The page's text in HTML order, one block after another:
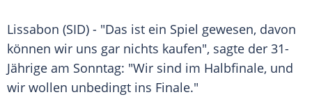
Lissabon (SID) - "Das ist ein Spiel gewesen, davon
können wir uns gar nichts kaufen", sagte der 31-
Jährige am Sonntag: "Wir sind im Halbfinale, und
wir wollen unbedingt ins Finale."